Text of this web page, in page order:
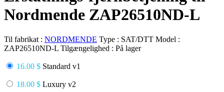
Nordmende ZAP26510ND-L
Til fabrikat : NORDMENDE Type : SAT/DTT Model :
ZAP26510ND-L Tilgængelighed : På lager
16.00 $ Standard v1
18.00 $ Luxury v2